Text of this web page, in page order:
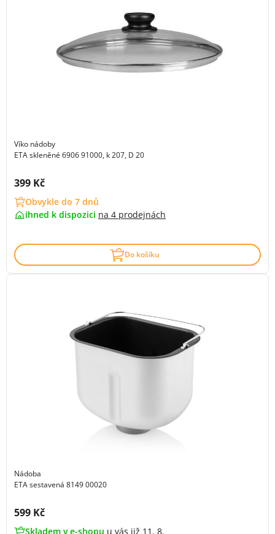
Víko nádoby
ETA skleněné 6906 91000, k 207, D 20
Cena s DPH:
399 Kč
Obvykle do 7 dnů
ihned k dispozici na 4 prodejnách
Do košíku
Nádoba
ETA sestavená 8149 00020
Cena s DPH:
599 Kč
Skladem v e-shopu u vás již 11. 8.